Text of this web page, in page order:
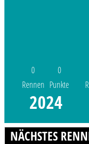
0
Rennen
0
Punkte
2024
NÄCHSTES